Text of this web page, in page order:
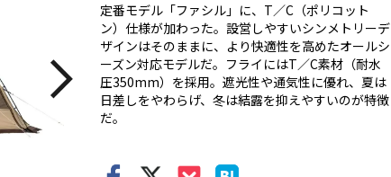
定番モデル「ファシル」に、T／C（ポリコット
ン）仕様が加わった。設営しやすいシンメトリーデ
ザインはそのままに、より快適性を高めたオールシ
ーズン対応モデルだ。フライにはT／C素材（耐水
圧350mm）を採用。遮光性や通気性に優れ、夏は
日差しをやわらげ、冬は結露を抑えやすいのが特徴
だ。